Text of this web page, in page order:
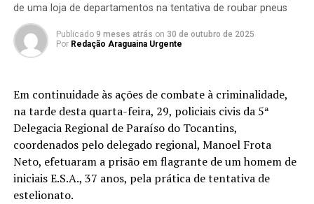
de uma loja de departamentos na tentativa de roubar pneus
Publicado 9 meses atrás on 30 de outubro de 2025
Por Redação Araguaina Urgente
Em continuidade às ações de combate à criminalidade,
na tarde desta quarta-feira, 29, policiais civis da 5ª
Delegacia Regional de Paraíso do Tocantins,
coordenados pelo delegado regional, Manoel Frota
Neto, efetuaram a prisão em flagrante de um homem de
iniciais E.S.A., 37 anos, pela prática de tentativa de
estelionato.